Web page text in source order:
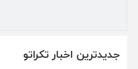
جدیدترین اخبار تکراتو